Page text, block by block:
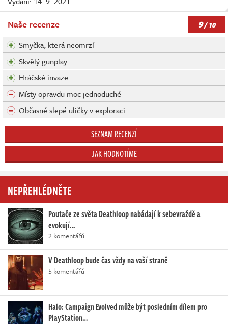
Naše recenze 9/ 10
Smyčka, která neomrzí
Skvělý gunplay
Hráčské invaze
Místy opravdu moc jednoduché
Občasné slepé uličky v exploraci
SEZNAM RECENZÍ
JAK HODNOTÍME
NEPŘEHLÉDNĚTE
Poutače ze světa Deathloop nabádají k sebevraždě a
evokují…
2 komentářů
V Deathloop bude čas vždy na vaší straně
5 komentářů
Halo: Campaign Evolved může být posledním dílem pro
PlayStation…